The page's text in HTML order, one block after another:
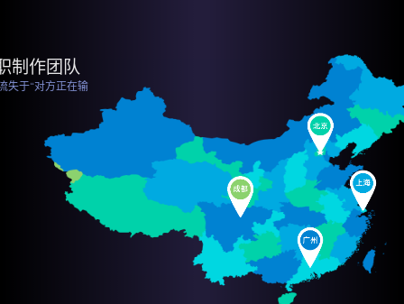
制作团队
失于“对方正在输